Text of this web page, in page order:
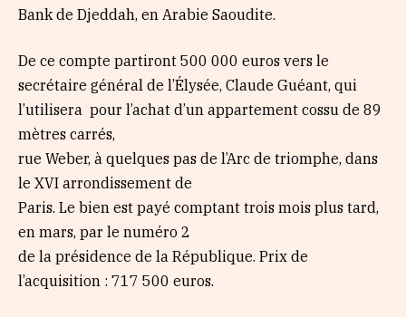
Bank de Djeddah, en Arabie Saoudite.
De ce compte partiront 500 000 euros vers le
secrétaire général de l’Élysée, Claude Guéant, qui
l’utilisera pour l’achat d’un appartement cossu de 89
mètres carrés,
rue Weber, à quelques pas de l’Arc de triomphe, dans
le XVI arrondissement de
Paris. Le bien est payé comptant trois mois plus tard,
en mars, par le numéro 2
de la présidence de la République. Prix de
l’acquisition : 717 500 euros.